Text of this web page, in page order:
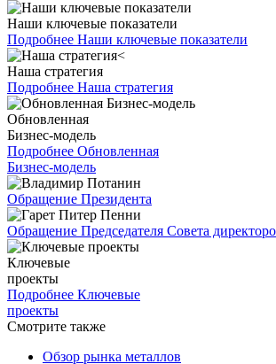
Наши ключевые показатели
Подробнее Наши ключевые показатели
Наша стратегия
Подробнее Наша стратегия
Обновленная
Бизнес-модель
Подробнее Обновленная
Бизнес-модель
Обращение Президента
Обращение Председателя Совета
Ключевые
проекты
Подробнее Ключевые
проекты
Смотрите также
Обзор рынка металлов